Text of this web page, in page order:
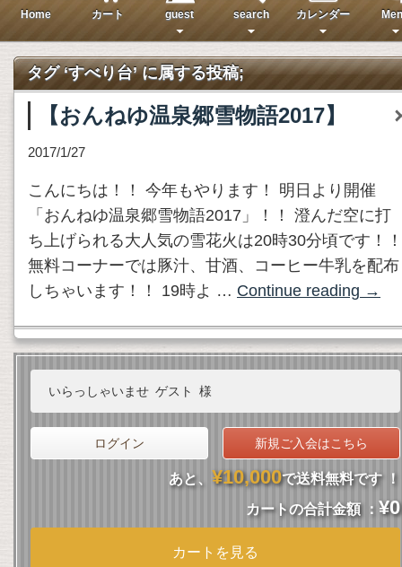
Home カート guest search カレンダー
タグ ‘すべり台’ に属する投稿;
【おんねゆ温泉郷雪物語2017】
2017/1/27
こんにちは！！ 今年もやります！ 明日より開催
「おんねゆ温泉郷雪物語2017」！！ 澄んだ空に打
ち上げられる大人気の雪花火は20時30分頃です！！
無料コーナーでは豚汁、甘酒、コーヒー牛乳を配布
しちゃいます！！ 19時よ … Continue reading →
いらっしゃいませ ゲスト 様
ログイン 新規ご入会はこちら
あと、 ¥10,000で送料無料です ！
カートの合計金額 ： ¥0
カートを見る